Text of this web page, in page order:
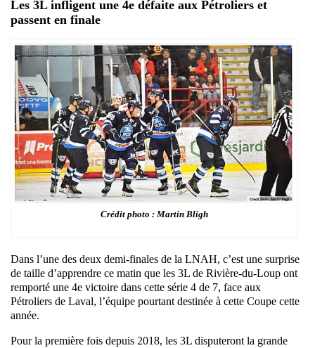
Les 3L infligent une 4e défaite aux Pétroliers et
passent en finale
Crédit photo : Martin Bligh
Dans l’une des deux demi-finales de la LNAH, c’est une surprise
de taille d’apprendre ce matin que les 3L de Rivière-du-Loup ont
remporté une 4e victoire dans cette série 4 de 7, face aux
Pétroliers de Laval, l’équipe pourtant destinée à cette Coupe cette
année.
Pour la première fois depuis 2018, les 3L disputeront la grande